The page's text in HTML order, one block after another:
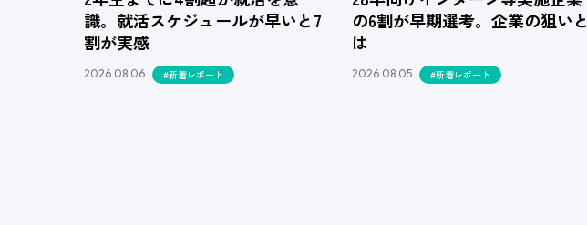
識。就活スケジュールが早いと7
割が実感
2026.08.06 #新着レポート
の6割が早期選考。企業の狙いと
は
2026.08.05 #新着レポート